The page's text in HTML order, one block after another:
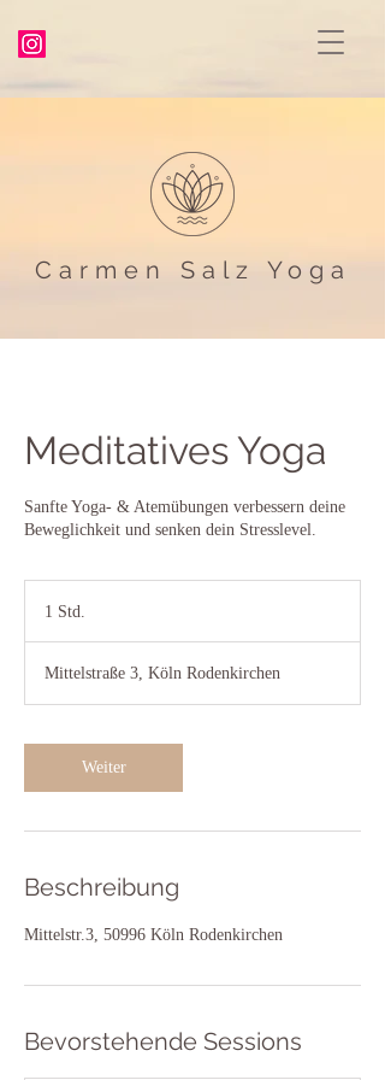
Carmen Salz Yoga
Meditatives Yoga
Sanfte Yoga- & Atemübungen verbessern deine
Beweglichkeit und senken dein Stresslevel.
1 Std.
d
Mittelstraße 3, Köln Rodenkirchen
Weiter
Beschreibung
Mittelstr.3, 50996 Köln Rodenkirchen
Bevorstehende Sessions